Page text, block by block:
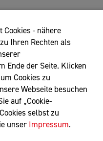
Cookies - nähere
Ihren Rechten als
Ende der Seite. Klicken
Cookies zu
Webseite besuchen
auf „Cookie-
selbst zu
unser Impressum.
einschließen:
webshop, Exakter
E.U.